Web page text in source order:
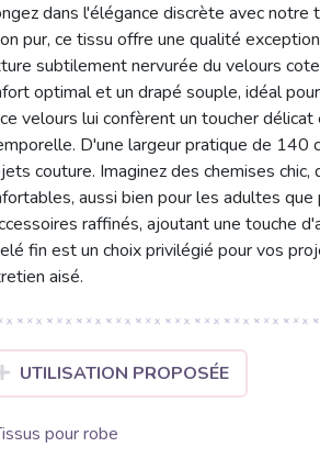
dans l'élégance discrète avec
pur, ce tissu offre une qualité
subtilement nervurée du velours
optimal et un drapé souple, idéal
velours lui confèrent un toucher
D'une largeur pratique de 140
couture. Imaginez des chemises
aussi bien pour les adultes
raffinés, ajoutant une touche
fin est un choix privilégié pour vos
aisé.
UTILISATION PROPOSÉE
pour robe